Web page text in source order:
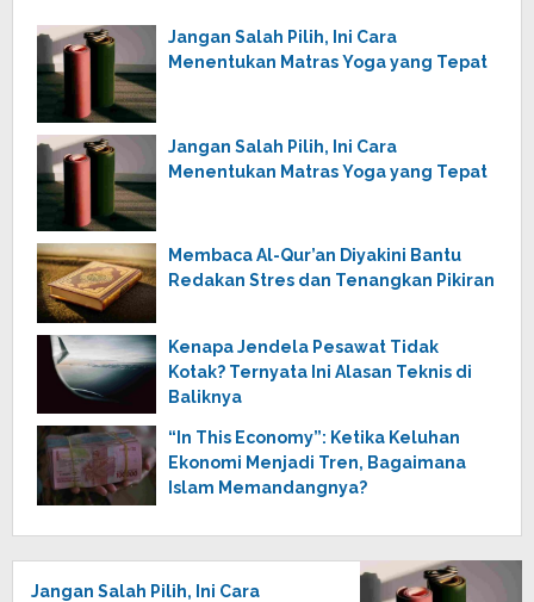
Jangan Salah Pilih, Ini Cara
Menentukan Matras Yoga yang Tepat
Jangan Salah Pilih, Ini Cara
Menentukan Matras Yoga yang Tepat
Membaca Al-Qur’an Diyakini Bantu
Redakan Stres dan Tenangkan Pikiran
Kenapa Jendela Pesawat Tidak
Kotak? Ternyata Ini Alasan Teknis di
Baliknya
“In This Economy”: Ketika Keluhan
Ekonomi Menjadi Tren, Bagaimana
Islam Memandangnya?
Jangan Salah Pilih, Ini Cara